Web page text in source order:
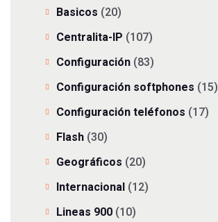
Basicos (20)
Centralita-IP (107)
Configuración (83)
Configuración softphones (15)
Configuración teléfonos (17)
Flash (30)
Geográficos (20)
Internacional (12)
Lineas 900 (10)